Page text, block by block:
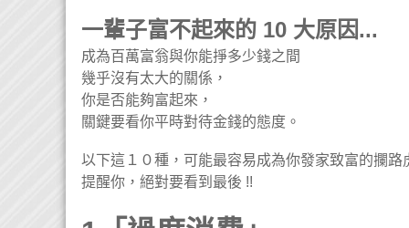
一輩子富不起來的 10 大原因...
成為百萬富翁與你能掙多少錢之間
幾乎沒有太大的關係，
你是否能夠富起來，
關鍵要看你平時對待金錢的態度。
以下這１０種，可能最容易成為你發家致富的攔路
提醒你，絕對要看到最後 !!